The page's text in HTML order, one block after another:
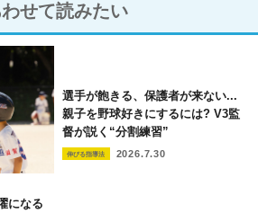
せて読みたい
になる
選手が飽きる、保護者が来ない...
親子を野球好きにするには? V3監
督が説く“分割練習”
伸びる指導法 2026.7.30